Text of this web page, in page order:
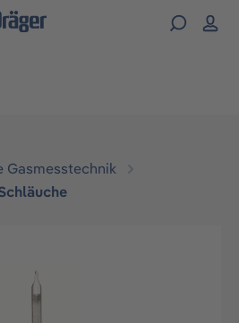
springen
Gasmesstechnik